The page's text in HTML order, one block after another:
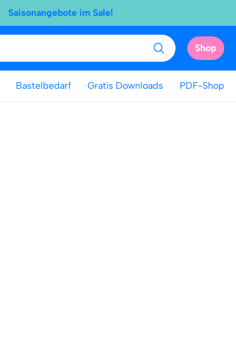
Saisonangebote im Sale!
Shop
Bastelbedarf Gratis Downloads PDF-Shop